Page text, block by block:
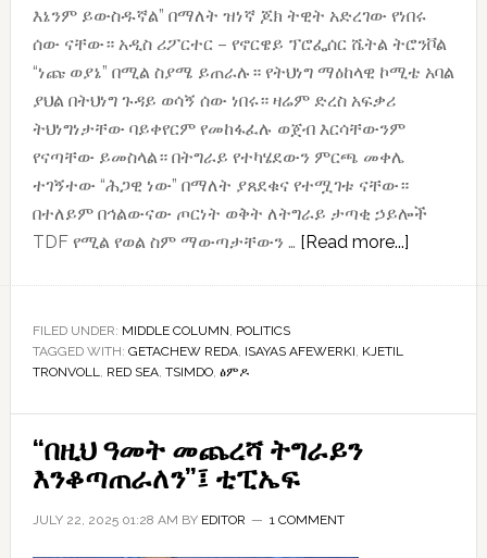
እኔንም ይውስዱኛል” በማለት ዝነኛ ጆክ ትዊት አድረገው የነበሩ
ሰው ናቸው። አዲስ ሪፖርተር – የኖርዌይ ፕሮፌሰር ሼትል ትሮንቮል
“ነጩ ወያኔ” በሚል ስያሜ ይጠራሉ። የትህነግ ማዕከላዊ ኮሚቴ አባል
ያህል በትህነግ ጉዳይ ወሳኝ ሰው ነበሩ። ዛሬም ድረስ አፍቃሪ
ትህነግነታቸው ባይቀየርም የመከፋፈሉ ወጀብ እርሳቸውንም
የናጣቸው ይመስላል። በትግራይ የተካሄደውን ምርጫ መቀሌ
ተገኝተው “ሕጋዊ ነው” በማለት ያጸደቁና የተሟገቱ ናቸው።
በተለይም በኅልውናው ጦርነት ወቅት ለትግራይ ታጣቂ ኃይሎች
TDF የሚል የወል ስም ማውጣታቸውን … [Read more...]about
…
FILED UNDER: MIDDLE COLUMN, POLITICS
TAGGED WITH: GETACHEW REDA, ISAYAS AFEWERKI, KJETIL
TRONVOLL, RED SEA, TSIMDO, ፅምዶ
“በዚህ ዓመት መጨረሻ ትግራይን
እንቆጣጠራለን”፤ ቲፒኤፍ
JULY 22, 2025 01:28 AM BY EDITOR 1 COMMENT